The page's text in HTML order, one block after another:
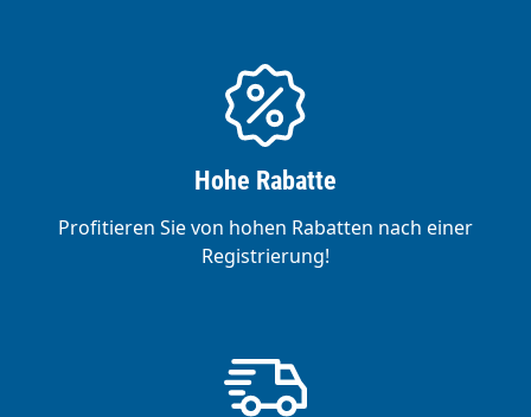
Hohe Rabatte
Profitieren Sie von hohen Rabatten nach einer
Registrierung!